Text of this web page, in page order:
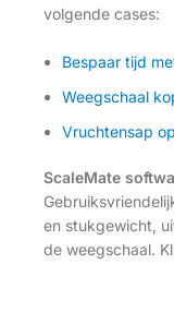
volgende cases:
Bespaar tijd
Weegschaal
Vruchtensap
ScaleMate
en stukgewicht,
de weegschaal.